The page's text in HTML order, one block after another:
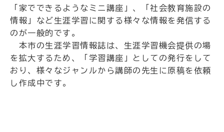
「家でできるようなミニ講座」、「社会教育施設の
情報」など生涯学習に関する様々な情報を発信する
のが一般的です。
本市の生涯学習情報誌は、生涯学習機会提供の場
を拡大するため、「学習講座」としての発行をして
おり、様々なジャンルから講師の先生に原稿を依頼
し作成中です。